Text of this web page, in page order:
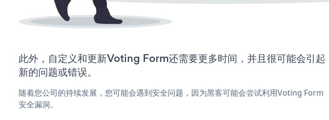
此外，自定义和更新Voting Form还需要更多时间，并且很可能会引起
新的问题或错误。
随着您公司的持续发展，您可能会遇到安全问题，因为黑客可能会尝试利用Voting Form
安全漏洞。